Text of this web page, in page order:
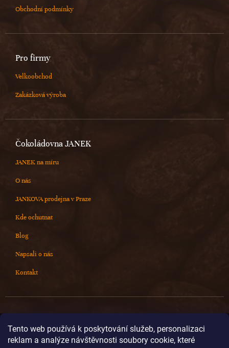
Tento web používá k poskytování služeb, personalizaci
reklam a analýze návštěvnosti soubory cookie, které
Obchodní podmínky
Pro firmy
Velkoobchod
Zakázková výroba
Čokoládovna JANEK
JANEK na míru
O nás
JANKOVA prodejna v Praze
Kde ochutnat
Blog
Napsali o nás
Kontakt
info@cokoladovnajanek.cz